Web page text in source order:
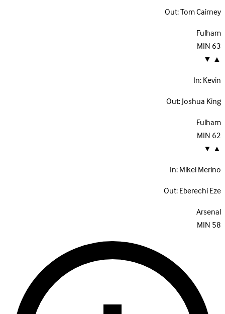
Out:Tom Cairney
Fulham
63
MIN
▲
▼
In:Kevin
Out:Joshua King
Fulham
62
MIN
▲
▼
In:Mikel Merino
Out:Eberechi Eze
Arsenal
58
MIN